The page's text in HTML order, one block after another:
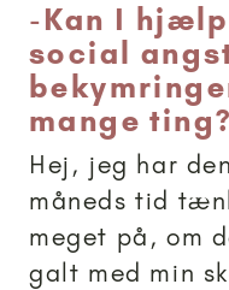
-Kan I
social
mange ting?
Hej, jeg har
måneds tid
meget på, om
galt med min